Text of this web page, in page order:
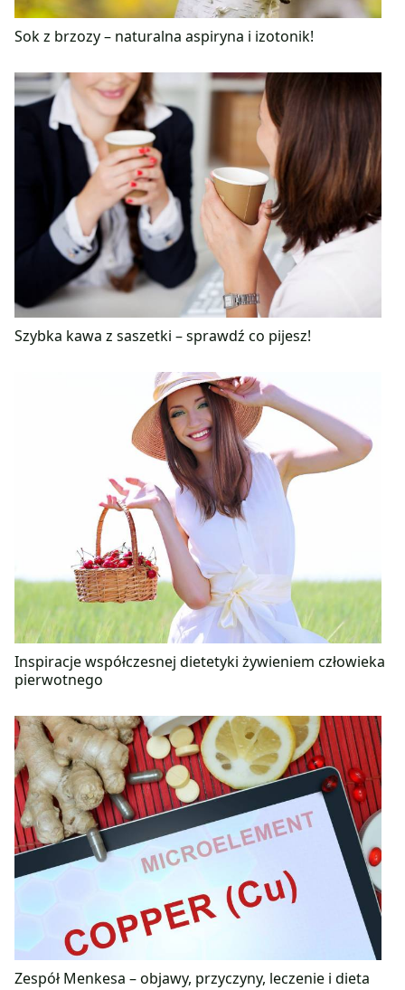
Sok z brzozy – naturalna aspiryna i izotonik!
Szybka kawa z saszetki – sprawdź co pijesz!
Inspiracje współczesnej dietetyki żywieniem człowieka
pierwotnego
Zespół Menkesa – objawy, przyczyny, leczenie i dieta